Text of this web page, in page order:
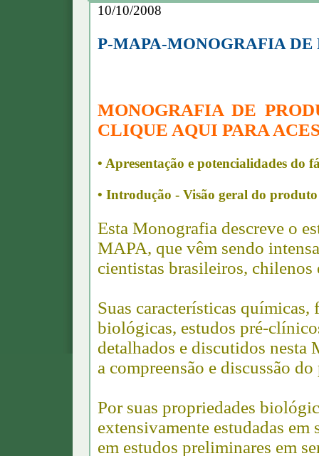
10/10/2008
P-MAPA-MONOGRAFIA DE
MONOGRAFIA DE
CLIQUE AQUI PARA
• Apresentação e potencialidades do
• Introdução - Visão geral do produto
Esta Monografia descreve o
MAPA, que vêm sendo
cientistas brasileiros, chilenos
Suas características
biológicas, estudos pré-
detalhados e discutidos
a compreensão e discussão
Por suas propriedades
extensivamente estudadas
em estudos preliminares em